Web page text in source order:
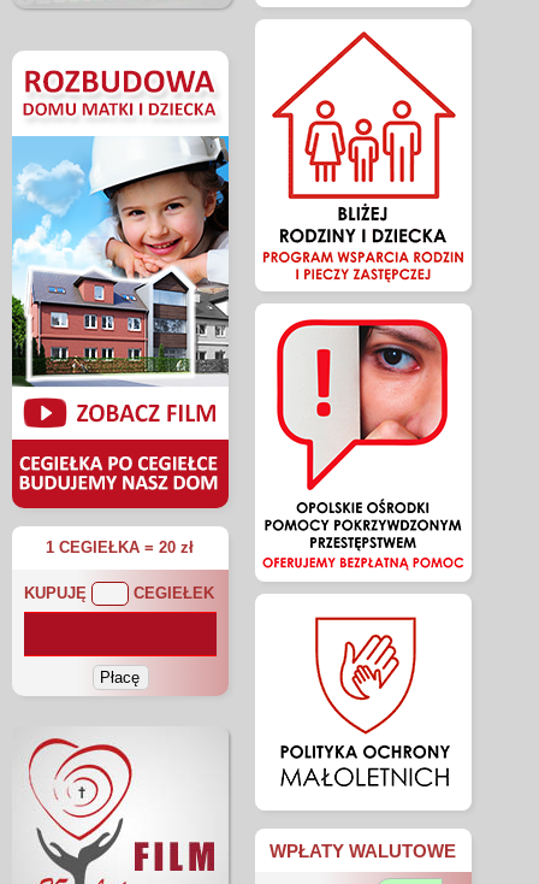
1 CEGIEŁKA = 20 zł
KUPUJĘ CEGIEŁEK
WPŁATY WALUTOWE